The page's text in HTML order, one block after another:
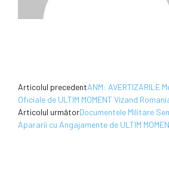
Articolul precedentANM: AVERTIZARILE
Oficiale de ULTIM MOMENT Vizand
Articolul următorDocumentele Militare
Apararii cu Angajamente de ULTIM